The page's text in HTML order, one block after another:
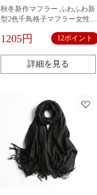
秋冬新作マフラー ふわふわ新
型2色千鳥格子マフラー女性冬
冬モデル保温マフラー
1205円 12ポイント
詳細を見る